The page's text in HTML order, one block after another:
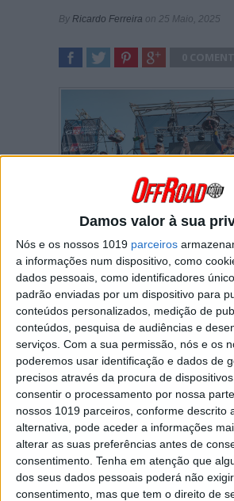
Damos valor à sua
Nós e os nossos 1019 parceiros
a informações num dispositivo, como
dados pessoais, como identificadores
padrão enviadas por um dispositivo para
conteúdos personalizados, medição de
conteúdos, pesquisa de audiências e
serviços. Com a sua permissão, nós e os
poderemos usar identificação e dados de
precisos através da procura de
consentir o processamento por nossa
nossos 1019 parceiros, conforme descrito
alternativa, pode aceder a informações
alterar as suas preferências antes de
consentimento. Tenha em atenção que
dos seus dados pessoais poderá não
consentimento, mas que tem o direito de
By Ricardo Ferreira on 25 Maio, 2025
Daniel Sanders (KTM), venceu
da África do Sul, garantindo a
vitória consecutiva no
Mundo de Rally-Raid da FIM de
companheiro de equipa
também teve uma prestação
alcançando o segundo lugar,
Edgar Canet conquistou uma
decisiva na categoria Rally2,
agora o segundo lugar geral da
Após vitórias no Rali Dakar e no
Desert Challenge, Sanders deu
sua impressionante temporada de
uma vitória imponente na África do
de conquistar três vitórias em